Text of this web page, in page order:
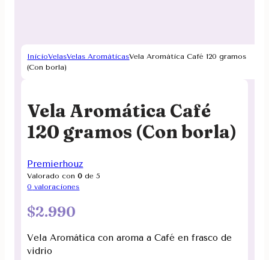
InicioVelasVelas AromáticasVela Aromática Café 120 gramos
(Con borla)
Vela Aromática Café
120 gramos (Con borla)
Premierhouz
Valorado con0 de 5
0 valoraciones
$2.990
Vela Aromática con aroma a Café en frasco de
vidrio